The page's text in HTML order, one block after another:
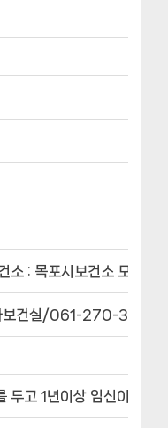
소 : 목포시보건소 모자보
보건실/061-270-3215
두고 1년이상 임신이 되